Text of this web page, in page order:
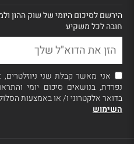
הירשם לסיכום היומי של שוק ההון
חובה לכל משקיע
אני מאשר קבלת שני
נפרדת, בנושאים סיכום יומי
בדואר אלקטרוני ו/ או באמצעות
השימוש